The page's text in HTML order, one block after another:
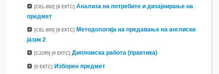
[CEL-602] [6 ЕКТС] Анализа на потребите и дизајнирање на
предмет
[CEL-605] [6 ЕКТС]
Методологија на предавање на англиски
јазик 2
[C2295] [6 ЕКТС] Дипломска работа (практика)
[6 ЕКТС] Изборен предмет